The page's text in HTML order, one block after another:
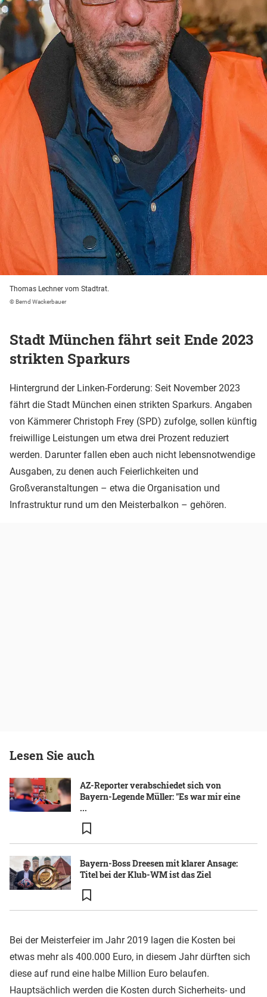
Thomas Lechner vom Stadtrat.
© Bernd Wackerbauer
Stadt München fährt seit Ende 2023
strikten Sparkurs
Hintergrund der Linken-Forderung: Seit November 2023
fährt die Stadt München einen strikten Sparkurs. Angaben
von Kämmerer Christoph Frey (SPD) zufolge, sollen künftig
freiwillige Leistungen um etwa drei Prozent reduziert
werden. Darunter fallen eben auch nicht lebensnotwendige
Ausgaben, zu denen auch Feierlichkeiten und
Großveranstaltungen – etwa die Organisation und
Infrastruktur rund um den Meisterbalkon – gehören.
Lesen Sie auch
AZ-Reporter verabschiedet sich von
Bayern-Legende Müller: "Es war mir eine
...
Bayern-Boss Dreesen mit klarer Ansage:
Titel bei der Klub-WM ist das Ziel
Bei der Meisterfeier im Jahr 2019 lagen die Kosten bei
etwas mehr als 400.000 Euro, in diesem Jahr dürften sich
diese auf rund eine halbe Million Euro belaufen.
Hauptsächlich werden die Kosten durch Sicherheits- und